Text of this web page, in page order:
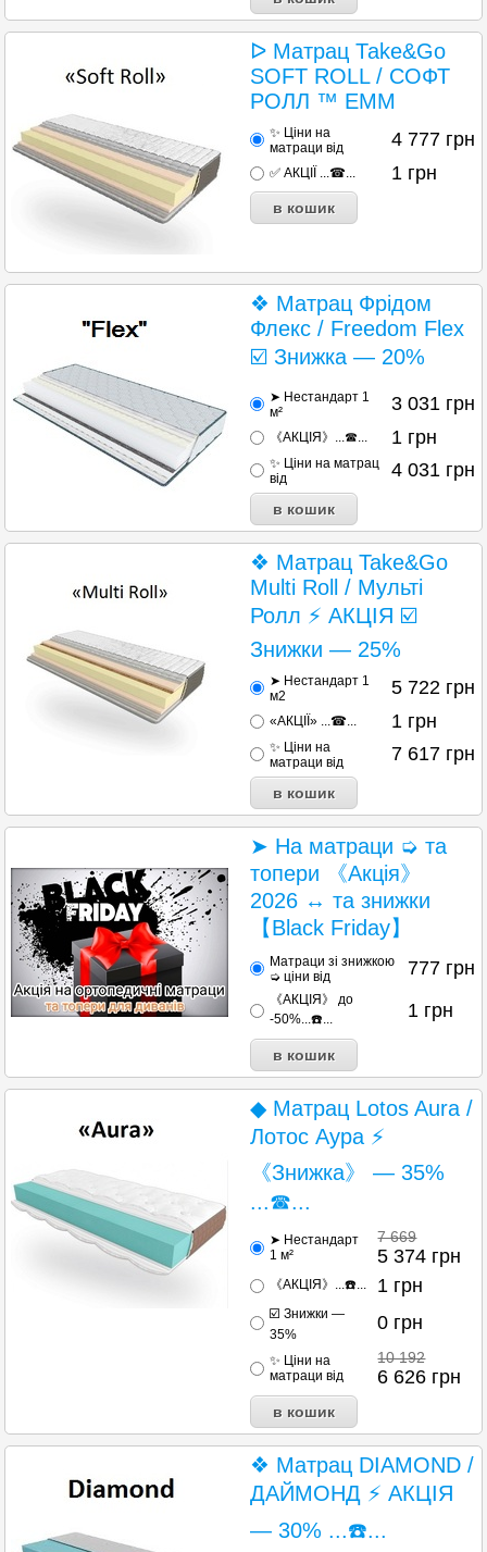
ᐅ Матрац Таke&Go
SOFT ROLL / СОФТ
РОЛЛ ™ ЕММ
✨ Ціни на
матраци від
4 777 грн
✅ АКЦІЇ ...☎... 1 грн
❖ Матрац Фрідом
Флекс / Freedom Flex
☑️ Знижка — 20%
➤ Нестандарт 1
м²
3 031 грн
《АКЦІЯ》...☎... 1 грн
✨ Ціни на матрац
від
4 031 грн
❖ Матрац Take&Go
Multi Roll / Мульті
Ролл ⚡ АКЦІЯ ☑️
Знижки — 25%
➤ Нестандарт 1
м2
5 722 грн
«АКЦІЇ» ...☎... 1 грн
✨ Ціни на
матраци від
7 617 грн
➤ На матраци ➭ та
топери 《Акція》
2026 ↔ та знижки
【Black Friday】
Матраци зі знижкою
➭ ціни від
777 грн
《АКЦІЯ》 до
-50%...☎️...
1 грн
◆ Матрац Lotos Aura /
Лотос Аура ⚡
《Знижка》 — 35%
...☎...
➤ Нестандарт
1 м²
7 669
5 374 грн
《АКЦІЯ》...☎️... 1 грн
☑️ Знижки —
35%
0 грн
✨ Ціни на
матраци від
10 192
6 626 грн
❖ Матрац DIAMOND /
ДАЙМОНД ⚡ АКЦІЯ
— 30% ...☎️...